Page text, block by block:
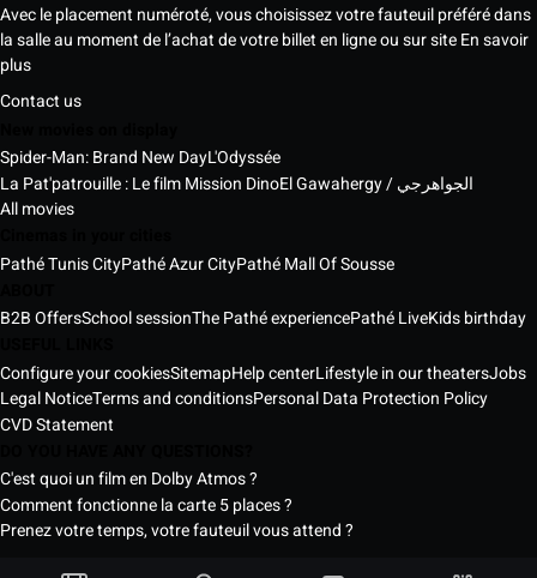
Avec le placement numéroté, vous choisissez votre fauteuil préféré dans
la salle au moment de l’achat de votre billet en ligne ou sur siteEn savoir
plus
Contact us
Spider-Man: Brand New DayL'Odyssée
La Pat'patrouille : Le film Mission Dino
El Gawahergy / الجواهرجي
All movies
Pathé Tunis CityPathé Azur CityPathé Mall Of Sousse
B2B OffersSchool sessionThe Pathé experiencePathé LiveKids birthday
Configure your cookiesSitemapHelp centerLifestyle in our theatersJobs
Legal NoticeTerms and conditionsPersonal Data Protection Policy
CVD Statement
C'est quoi un film en Dolby Atmos ?
Comment fonctionne la carte 5 places ?
Prenez votre temps, votre fauteuil vous attend ?